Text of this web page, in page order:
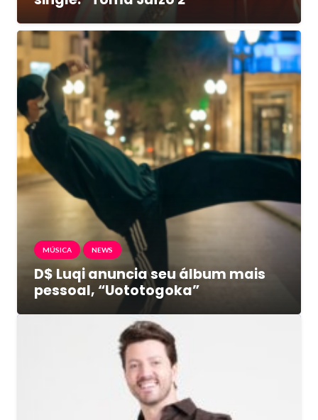
MÚSICA NEWS
D$ Luqi anuncia seu álbum mais
pessoal, “Uototogoka”